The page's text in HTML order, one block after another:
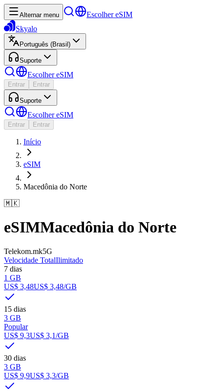
Alternar menu
Escolher eSIM
Skyalo
Português (Brasil)
Suporte
Escolher eSIM
Entrar Entrar
Suporte
Escolher eSIM
Entrar Entrar
Início
eSIM
Macedônia do Norte
🇲🇰
eSIMMacedônia do Norte
Telekom.mk5G
Velocidade TotalIlimitado
7 dias
1 GB
US$ 3,48US$ 3,48/GB
15 dias
3 GB
Popular
US$ 9,3US$ 3,1/GB
30 dias
3 GB
US$ 9,9US$ 3,3/GB